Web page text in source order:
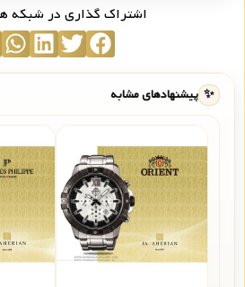
اشتراک گذاری در شبکه
✨ پیشنهادهای مشابه